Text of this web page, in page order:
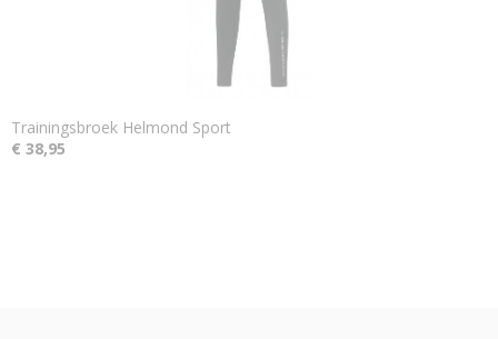
Trainingsbroek Helmond Sport
€ 38,95